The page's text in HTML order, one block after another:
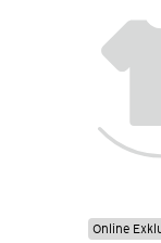
Online